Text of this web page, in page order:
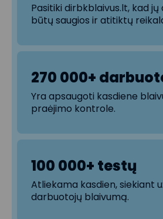
Pasitiki dirbkblaivus.lt, kad
būtų saugios ir atitiktų
270 000+
Yra apsaugoti kasdiene
praėjimo kontrole.
100 000+ testų
Atliekama kasdien, siekiant
darbuotojų blaivumą.